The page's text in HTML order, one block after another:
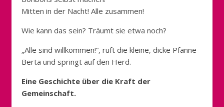
Mitten in der Nacht! Alle zusammen!
Wie kann das sein? Träumt sie etwa noch?
„Alle sind willkommen!“, ruft die kleine, dicke Pfanne
Berta und springt auf den Herd.
Eine Geschichte über die Kraft der
Gemeinschaft.